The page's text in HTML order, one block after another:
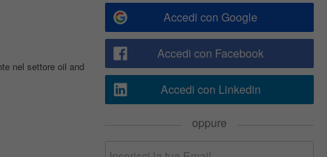
nel settore oil and
Accedi con Google
Accedi con Facebook
Accedi con Linkedin
oppure